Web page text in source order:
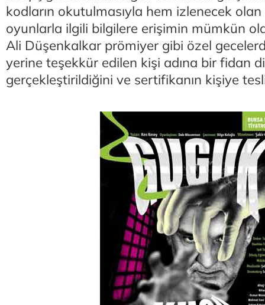
kodların okutulmasıyla hem izlenecek
oyunlarla ilgili bilgilere erişimin mümkün
Ali Düşenkalkar prömiyer gibi özel
yerine teşekkür edilen kişi adına bir fidan
gerçekleştirildiğini ve sertifikanın kişiye